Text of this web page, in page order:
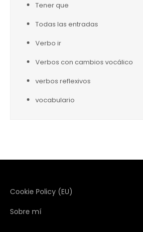
Tener que
Todas las entradas
Verbo ir
Verbos con cambios vocálico
verbos reflexivos
vocabulario
Cookie Policy (EU)
Sobre mí